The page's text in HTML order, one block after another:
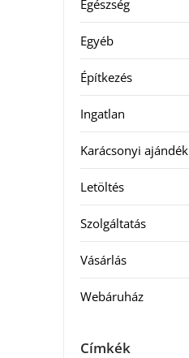
Egészség
Egyéb
Építkezés
Ingatlan
Karácsonyi ajándék
Letöltés
Szolgáltatás
Vásárlás
Webáruház
Címkék